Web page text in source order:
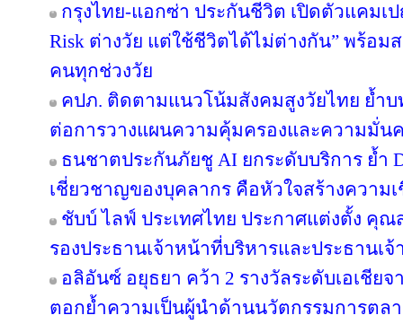
กรุงไทย-แอกซ่า ประกันชีวิต เปิดตัวแคมเป
Risk ต่างวัย แต่ใช้ชีวิตได้ไม่ต่างกัน” พร้อ
คนทุกช่วงวัย
คปภ. ติดตามแนวโน้มสังคมสูงวัยไทย ย้ำ
ต่อการวางแผนความคุ้มครองและความมั่นค
ธนชาตประกันภัยชู AI ยกระดับบริการ ย้ำ
เชี่ยวชาญของบุคลากร คือหัวใจสร้างความ
ชับบ์ ไลฟ์ ประเทศไทย ประกาศแต่งตั้ง คุ
รองประธานเจ้าหน้าที่บริหารและประธานเ
อลิอันซ์ อยุธยา คว้า 2 รางวัลระดับเอเชียจา
ตอกย้ำความเป็นผู้นำด้านนวัตกรรมการตล